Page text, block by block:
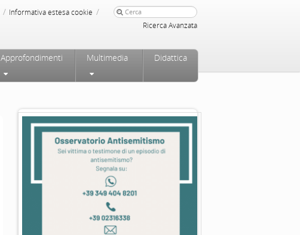
/ Informativa estesa cookie /
Ricerca Avanzata
Approfondimenti Multimedia Didattica